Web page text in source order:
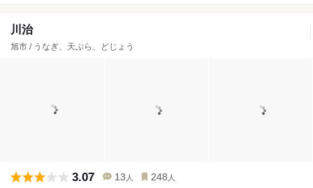
川治
旭市 / うなぎ、天ぷら、どじょう
3.07 13 人 248 人